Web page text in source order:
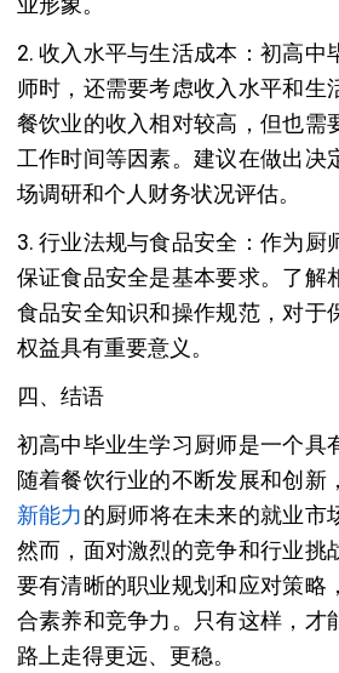
2. 收入水平与生活成本：初高中
师时，还需要考虑收入水平和生
餐饮业的收入相对较高，但也需
工作时间等因素。建议在做出决
场调研和个人财务状况评估。
3. 行业法规与食品安全：作为厨
保证食品安全是基本要求。了解
食品安全知识和操作规范，对于
权益具有重要意义。
四、结语
初高中毕业生学习厨师是一个具
随着餐饮行业的不断发展和创新
新能力的厨师将在未来的就业市
然而，面对激烈的竞争和行业挑
要有清晰的职业规划和应对策略
合素养和竞争力。只有这样，才
路上走得更远、更稳。